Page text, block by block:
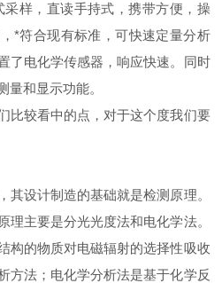
，直读手持式，携带方便，操
*符合现有标准，可快速定量分析
了电化学传感器，响应快速。同时
量和显示功能。
较看中的点，对于这个度我们要
设计制造的基础就是检测原理。
理主要是分光光度法和电化学法。
构的物质对电磁辐射的选择性吸收
方法；电化学分析法是基于化学反